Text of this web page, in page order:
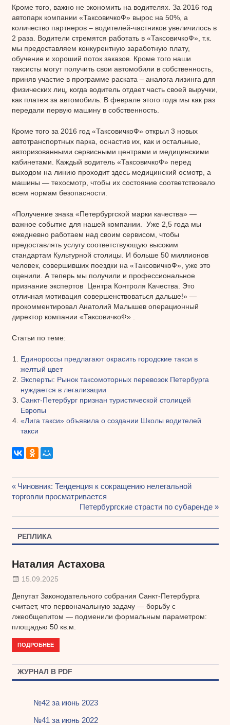
Кроме того, важно не экономить на водителях. За 2016 год
автопарк компании «ТаксовичкоФ» вырос на 50%, а
количество партнеров – водителей-частников увеличилось в
2 раза. Водители стремятся работать в «ТаксовичкоФ», т.к.
мы предоставляем конкурентную заработную плату,
обучение и хороший поток заказов. Кроме того наши
таксисты могут получить свои автомобили в собственность,
приняв участие в программе раската – аналога лизинга для
физических лиц, когда водитель отдает часть своей выручки,
как платеж за автомобиль. В феврале этого года мы как раз
передали первую машину в собственность.
Кроме того за 2016 год «ТаксовичкоФ» открыл 3 новых
автотранспортных парка, оснастив их, как и остальные,
авторизованными сервисными центрами и медицинскими
кабинетами. Каждый водитель «ТаксовичкоФ» перед
выходом на линию проходит здесь медицинский осмотр, а
машины — техосмотр, чтобы их состояние соответствовало
всем нормам безопасности.
«Получение знака «Петербургской марки качества» —
важное событие для нашей компании. Уже 2,5 года мы
ежедневно работаем над своим сервисом, чтобы
предоставлять услугу соответствующую высоким
стандартам Культурной столицы. И больше 50 миллионов
человек, совершивших поездки на «ТаксовичкоФ», уже это
оценили. А теперь мы получили и профессиональное
признание экспертов Центра Контроля Качества. Это
отличная мотивация совершенствоваться дальше!» —
прокомментировал Анатолий Малышев операционный
директор компании «ТаксовичкоФ» .
Статьи по теме:
Единороссы предлагают окрасить городские такси в
желтый цвет
Эксперты: Рынок таксомоторных перевозок Петербурга
нуждается в легализации
Санкт-Петербург признан туристической столицей
Европы
«Лига такси» объявила о создании Школы водителей
такси
Навигация
по
записям
Предыдущая
запись:
Чиновник: Тенденция к сокращению нелегальной
торговли просматривается
Следующая
запись:
Петербургские страсти по субаренде
РЕПЛИКА
Наталия Астахова
15.09.2025
Депутат Законодательного собрания Санкт-Петербурга
считает, что первоначальную задачу — борьбу с
лжеобщепитом — подменили формальным параметром:
площадью 50 кв.м.
ПОДРОБНЕЕ
ЖУРНАЛ В PDF
№42 за июнь 2023
№41 за июнь 2022